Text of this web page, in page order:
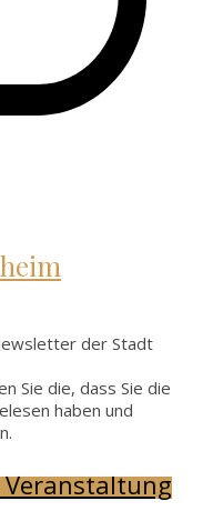
der Stadt
Sie die, dass Sie die
haben und